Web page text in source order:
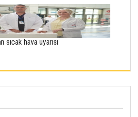
sıcak hava uyarısı